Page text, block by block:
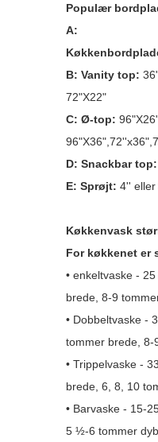
Populær
A:
B: Vanity top:
72"X22"
C: Ø-top:
D: Snackbar top:
E: Sprøjt: 4''
Køkkenvask
For køkkenet er
• enkeltvaske -
brede, 8-9
• Dobbeltvaske -
tommer brede, 8-
• Trippelvaske -
brede, 6, 8, 10
• Barvaske - 15-
5 ½-6 tommer